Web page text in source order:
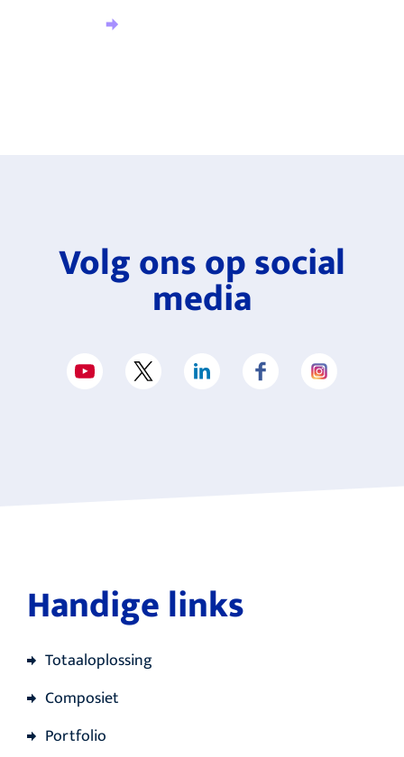
Volg ons op social
media
Handige links
Totaaloplossing
Composiet
Portfolio